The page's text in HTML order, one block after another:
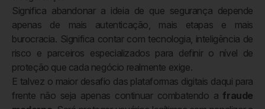
Significa abandonar a ideia de que segurança depende
apenas de mais autenticação, mais etapas e mais
burocracia. Significa contar com tecnologia, inteligência de
risco e parceiros especializados para definir o nível de
proteção que cada negócio realmente exige.
E talvez o maior desafio das plataformas digitais daqui para
frente não seja apenas continuar combatendo a fraude